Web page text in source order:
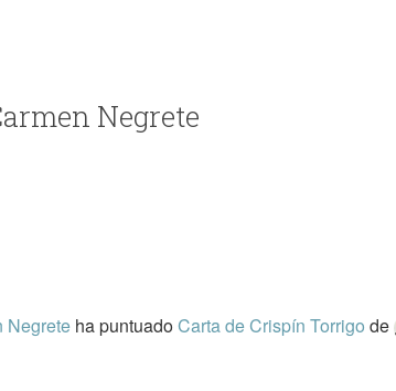
Negrete
Negrete ha puntuadoCarta de Crispín Torrigo de